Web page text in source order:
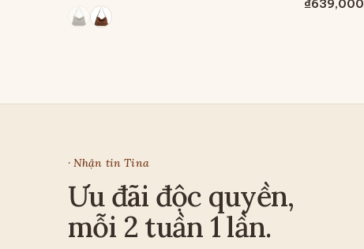
₫639,000
· Nhận tin Tina
Ưu đãi độc quyền,
mỗi 2 tuần 1 lần.